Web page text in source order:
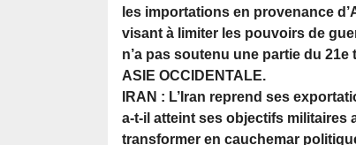
les importations en provenance
visant à limiter les pouvoirs de
n’a pas soutenu une partie du
ASIE OCCIDENTALE.
IRAN : L’Iran reprend ses
a-t-il atteint ses objectifs militaires
transformer en cauchemar